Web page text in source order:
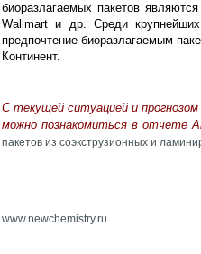
биоразлагаемых пакетов
Wallmart и др. Среди крупнейших
предпочтение биоразлагаемым
Континент.
С текущей ситуацией и
можно познакомиться в отчете
пакетов из соэкструзионных и
www.newchemistry.ru